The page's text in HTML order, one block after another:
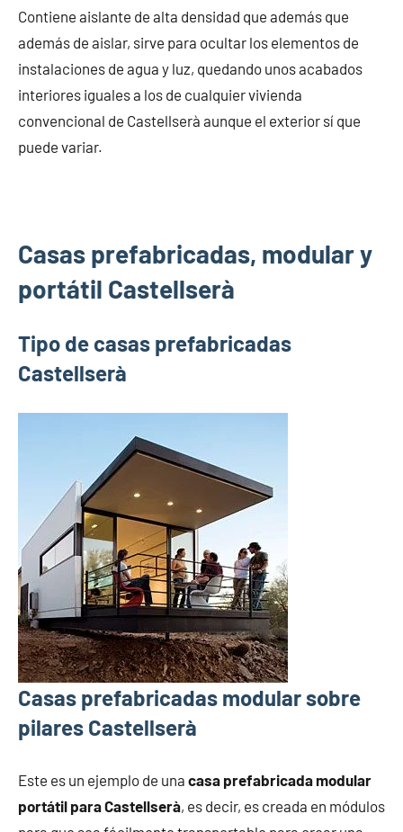
Contiene aislante de alta densidad que además que
además de aislar, sirve para ocultar los elementos de
instalaciones de agua y luz, quedando unos acabados
interiores iguales a los de cualquier vivienda
convencional de Castellserà aunque el exterior sí que
puede variar.
Casas prefabricadas, modular y
portátil Castellserà
Tipo de casas prefabricadas
Castellserà
Casas prefabricadas modular sobre
pilares Castellserà
Este es un ejemplo de una casa prefabricada modular
portátil para Castellserà, es decir, es creada en módulos